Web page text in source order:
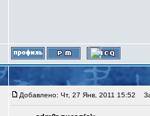
Добавлено: Чт, 27 Янв, 2011 15:52